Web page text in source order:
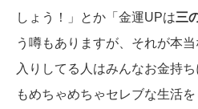
しょう！」とか「金運UPは三
う噂もありますが、それが本
入りしてる人はみんなお金持
もめちゃめちゃセレブな生活